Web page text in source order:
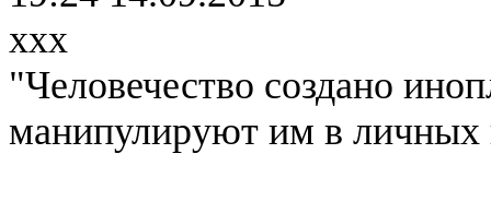
xxx
"Человечество создано
манипулируют им в личных